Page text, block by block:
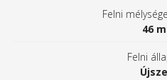
Felni
46
Felni